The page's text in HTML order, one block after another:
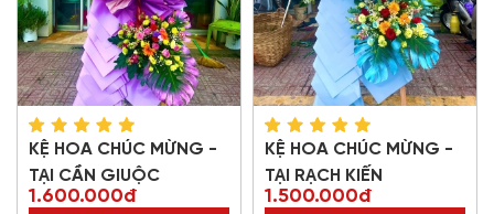
KỆ HOA CHÚC MỪNG -
TẠI CẦN GIUỘC
1.600.000đ
KỆ HOA CHÚC MỪNG -
TẠI RẠCH KIẾN
1.500.000đ